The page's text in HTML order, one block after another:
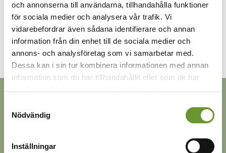
och annonserna till användarna, tillhandahålla funktioner
för sociala medier och analysera vår trafik. Vi
vidarebefordrar även sådana identifierare och annan
information från din enhet till de sociala medier och
annons- och analysföretag som vi samarbetar med.
Dessa kan i sin tur kombinera informationen med annan
information som du har tillhandahållit eller som de har
Nödvändig
Inställningar
Webbinarier och event
Ladda ned avtalet